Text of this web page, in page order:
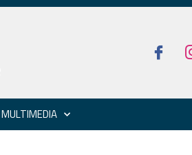
MULTIMEDIA